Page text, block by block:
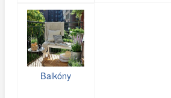
Balkóny